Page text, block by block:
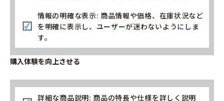
情報の明確な表示: 商品情報や価格、在庫状況など
を明確に表示し、ユーザーが迷わないようにしま
す。
購入体験を向上させる
詳細な商品説明: 商品の特長や仕様を詳しく説明